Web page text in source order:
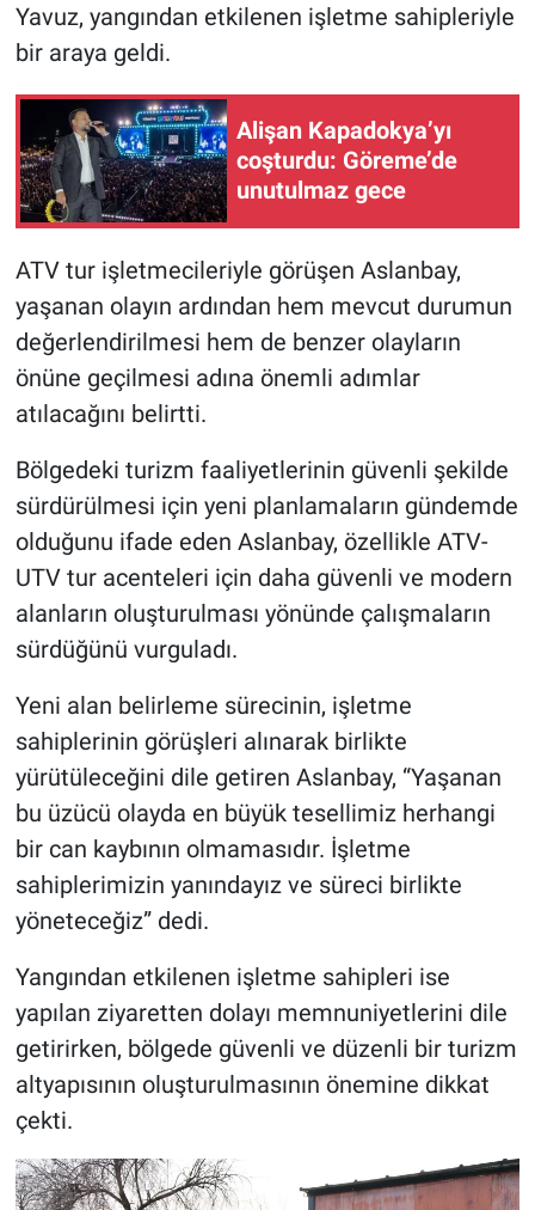
Yavuz, yangından etkilenen işletme sahipleriyle
bir araya geldi.
Alişan Kapadokya’yı
coşturdu: Göreme’de
unutulmaz gece
ATV tur işletmecileriyle görüşen Aslanbay,
yaşanan olayın ardından hem mevcut durumun
değerlendirilmesi hem de benzer olayların
önüne geçilmesi adına önemli adımlar
atılacağını belirtti.
Bölgedeki turizm faaliyetlerinin güvenli şekilde
sürdürülmesi için yeni planlamaların gündemde
olduğunu ifade eden Aslanbay, özellikle ATV-
UTV tur acenteleri için daha güvenli ve modern
alanların oluşturulması yönünde çalışmaların
sürdüğünü vurguladı.
Yeni alan belirleme sürecinin, işletme
sahiplerinin görüşleri alınarak birlikte
yürütüleceğini dile getiren Aslanbay, “Yaşanan
bu üzücü olayda en büyük tesellimiz herhangi
bir can kaybının olmamasıdır. İşletme
sahiplerimizin yanındayız ve süreci birlikte
yöneteceğiz” dedi.
Yangından etkilenen işletme sahipleri ise
yapılan ziyaretten dolayı memnuniyetlerini dile
getirirken, bölgede güvenli ve düzenli bir turizm
altyapısının oluşturulmasının önemine dikkat
çekti.